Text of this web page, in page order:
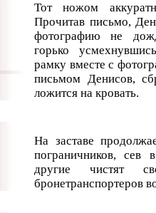
Тот ножом
Прочитав письмо,
фотографию не
горько
рамку вместе с
письмом Денисов,
ложится на кровать.
На заставе
пограничников,
другие чистят
бронетранспортеров